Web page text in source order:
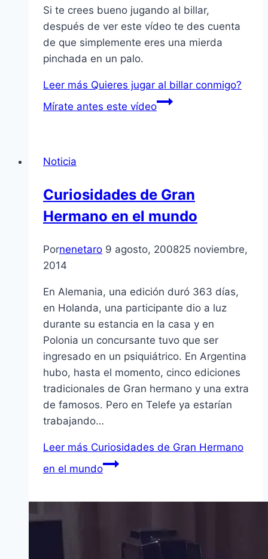
Si te crees bueno jugando al billar,
después de ver este vídeo te des cuenta
de que simplemente eres una mierda
pinchada en un palo.
Leer más Quieres jugar al billar conmigo?
Mírate antes este vídeo
Noticia
Curiosidades de Gran
Hermano en el mundo
Pornenetaro 9 agosto, 200825 noviembre,
2014
En Alemania, una edición duró 363 dí­as,
en Holanda, una participante dio a luz
durante su estancia en la casa y en
Polonia un concursante tuvo que ser
ingresado en un psiquiátrico. En Argentina
hubo, hasta el momento, cinco ediciones
tradicionales de Gran hermano y una extra
de famosos. Pero en Telefe ya estarí­an
trabajando…
Leer más Curiosidades de Gran Hermano
en el mundo